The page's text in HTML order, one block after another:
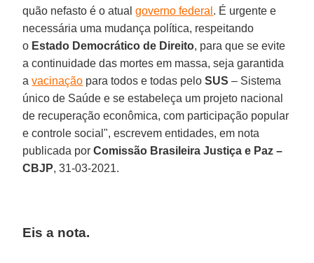
quão nefasto é o atualgoverno federal . É urgente e
necessária uma mudança política, respeitando
o Estado Democrático de Direito, para que se evite
a continuidade das mortes em massa, seja garantida
avacinação para todos e todas peloSUS – Sistema
único de Saúde e se estabeleça um projeto nacional
de recuperação econômica, com participação popular
e controle social", escrevem entidades, em nota
publicada porComissão Brasileira Justiça e Paz –
CBJP, 31-03-2021.
Eis a nota.